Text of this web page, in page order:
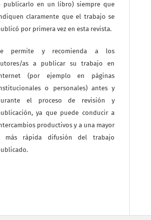
publicarlo en un libro) siempre que
claramente que el trabajo se
por primera vez en esta revista.
permite y recomienda a los
as a publicar su trabajo en
(por ejemplo en páginas
o personales) antes y
el proceso de revisión y
ya que puede conducir a
productivos y a una mayor
más rápida difusión del trabajo